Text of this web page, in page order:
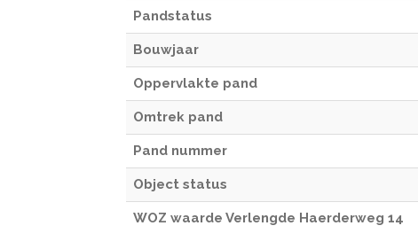
Pandstatus
Bouwjaar
Oppervlakte pand
Omtrek pand
Pand nummer
Object status
WOZ waarde Verlengde Haerderweg 14